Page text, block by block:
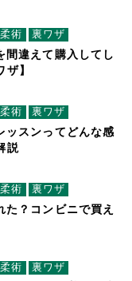
術 裏ワザ
間違えて購入してし
】
術 裏ワザ
ッスンってどんな感
説
術 裏ワザ
た？コンビニで買え
術 裏ワザ